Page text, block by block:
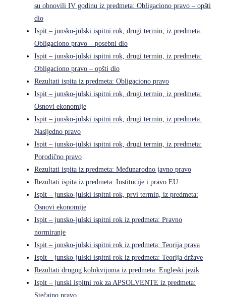
su obnovili IV godinu iz predmeta: Obligaciono pravo – opšti
dio
Ispit – junsko-julski ispitni rok, drugi termin, iz predmeta:
Obligaciono pravo – posebni dio
Ispit – junsko-julski ispitni rok, drugi termin, iz predmeta:
Obligaciono pravo – opšti dio
Rezultati ispita iz predmeta: Obligaciono pravo
Ispit – junsko-julski ispitni rok, drugi termin, iz predmeta:
Osnovi ekonomije
Ispit – junsko-julski ispitni rok, drugi termin, iz predmeta:
Nasljedno pravo
Ispit – junsko-julski ispitni rok, drugi termin, iz predmeta:
Porodično pravo
Rezultati ispita iz predmeta: Međunarodno javno pravo
Rezultati ispita iz predmeta: Institucije i pravo EU
Ispit – junsko-julski ispitni rok, prvi termin, iz predmeta:
Osnovi ekonomije
Ispit – junsko-julski ispitni rok iz predmeta: Pravno
normiranje
Ispit – junsko-julski ispitni rok iz predmeta: Teorija prava
Ispit – junsko-julski ispitni rok iz predmeta: Teorija države
Rezultati drugog kolokvijuma iz predmeta: Engleski jezik
Ispit – junski ispitni rok za APSOLVENTE iz predmeta:
Stečajno pravo